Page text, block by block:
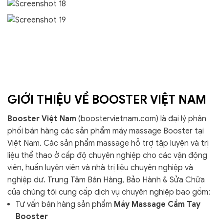
GIỚI THIỆU VỀ BOOSTER VIỆT NAM
Booster Việt Nam (boostervietnam.com) là đại lý phân
phối bán hàng các sản phẩm máy massage Booster tại
Việt Nam. Các sản phẩm massage hỗ trợ tập luyện và trị
liệu thể thao ở cấp độ chuyên nghiệp cho các vận động
viên, huấn luyện viên và nhà trị liệu chuyên nghiệp và
nghiệp dư. Trung Tâm Bán Hàng, Bảo Hành & Sửa Chữa
của chúng tôi cung cấp dịch vụ chuyên nghiệp bao gồm:
Tư vấn bán hàng sản phẩm Máy Massage Cầm Tay
Booster